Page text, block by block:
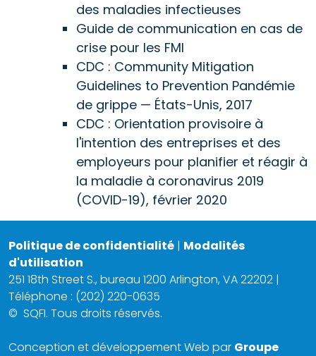
des maladies infectieuses
Guide de communication en cas de
crise pour les FMI
CDC : Community Mitigation
Guidelines to Prevention Pandémie
de grippe — États-Unis, 2017
CDC : Orientation provisoire à
l'intention des entreprises et des
employeurs pour planifier et réagir à
la maladie à coronavirus 2019
(COVID-19), février 2020
Politique de confidentialité | Modalités
d'utilisation
251 18th Street S., bureau 1200 Arlington, VA 22202 |
Téléphone : (202) 220-0635
© SQFI. Tous droits réservés.
Conception et développement Web par Groupe